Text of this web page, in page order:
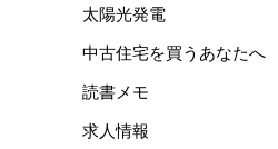
太陽光発電
中古住宅を買うあなたへ
読書メモ
求人情報